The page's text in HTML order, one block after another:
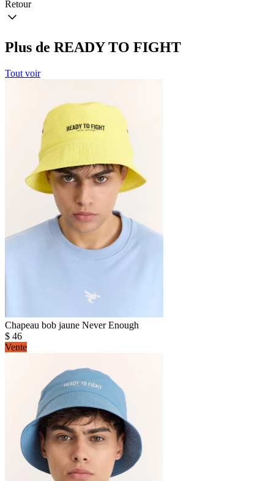
Retour
Plus de READY TO FIGHT
Tout voir
Chapeau bob jaune Never Enough
$ 46
Vente